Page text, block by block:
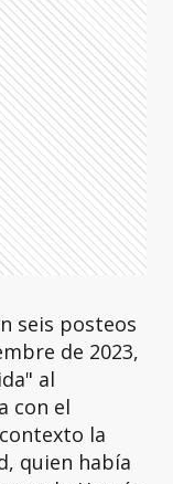
seis posteos
de 2023,
al
con el
la
quien había